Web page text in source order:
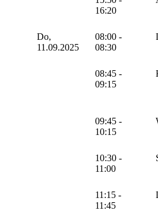
16:20
Do,
11.09.2025
08:00 -
08:30
08:45 -
09:15
09:45 -
10:15
10:30 -
11:00
11:15 -
11:45